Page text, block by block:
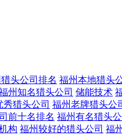
头公司排名 福州本地猎头
州知名猎头公司 储能技术
秀猎头公司 福州老牌猎头公
前十名排名 福州有名猎头公
构 福州较好的猎头公司 福